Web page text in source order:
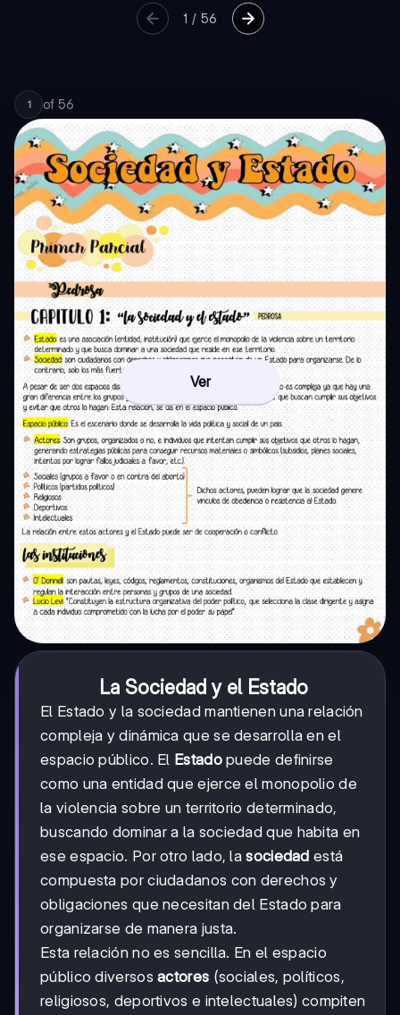
1 / 56
1 of 56
Ver
La Sociedad y el Estado
El Estado y la sociedad mantienen una relación
compleja y dinámica que se desarrolla en el
espacio público. El Estadopuede definirse
como una entidad que ejerce el monopolio de
la violencia sobre un territorio determinado,
buscando dominar a la sociedad que habita en
ese espacio. Por otro lado, lasociedad está
compuesta por ciudadanos con derechos y
obligaciones que necesitan del Estado para
organizarse de manera justa.
Esta relación no es sencilla. En el espacio
público diversosactores (sociales, políticos,
religiosos, deportivos e intelectuales) compiten